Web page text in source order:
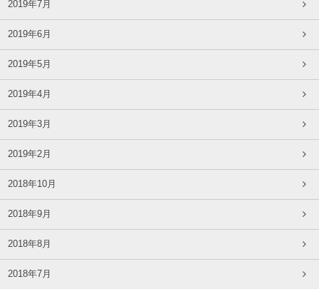
2019年7月
2019年6月
2019年5月
2019年4月
2019年3月
2019年2月
2018年10月
2018年9月
2018年8月
2018年7月